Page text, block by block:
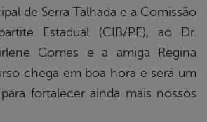
de Serra Talhada e a Comissão
Estadual (CIB/PE), ao Dr.
Gomes e a amiga Regina
chega em boa hora e será um
fortalecer ainda mais nossos